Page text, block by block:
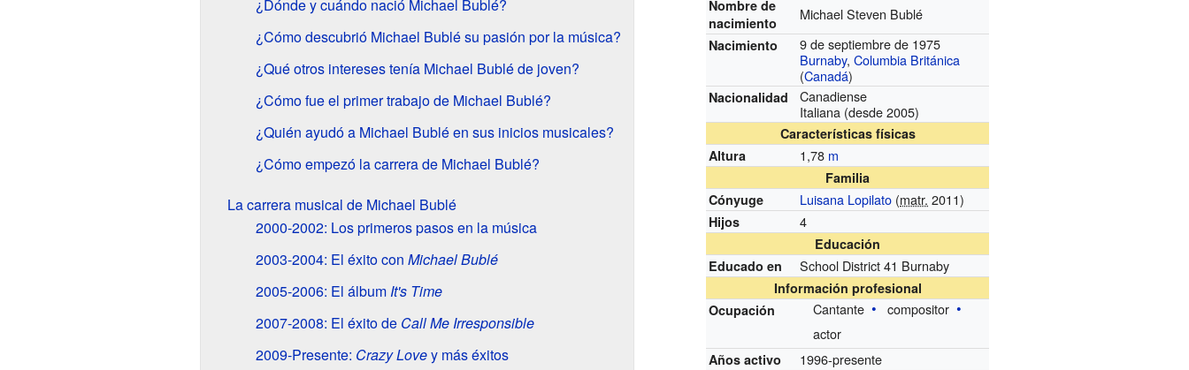
Nombre de
nacimiento
Michael Steven Bublé
Nacimiento
9 de septiembre de 1975
Burnaby,Columbia Británica
(Canadá)
Nacionalidad
Canadiense
Italiana (desde 2005)
Características físicas
Altura
1,78 m
Familia
Cónyuge
Luisana Lopilato (matr. 2011)
Hijos 4
Educación
Educado en
School District 41 Burnaby
Información profesional
Ocupación
Cantante
compositor
actor
Años activo 1996-presente
¿Dónde y cuándo nació Michael Bublé?
¿Cómo descubrió Michael Bublé su pasión por la música?
¿Qué otros intereses tenía Michael Bublé de joven?
¿Cómo fue el primer trabajo de Michael Bublé?
¿Quién ayudó a Michael Bublé en sus inicios musicales?
¿Cómo empezó la carrera de Michael Bublé?
La carrera musical de Michael Bublé
2000-2002: Los primeros pasos en la música
2003-2004: El éxito con Michael Bublé
2005-2006: El álbumIt's Time
2007-2008: El éxito de Call Me Irresponsible
2009-Presente: Crazy Lovey más éxitos